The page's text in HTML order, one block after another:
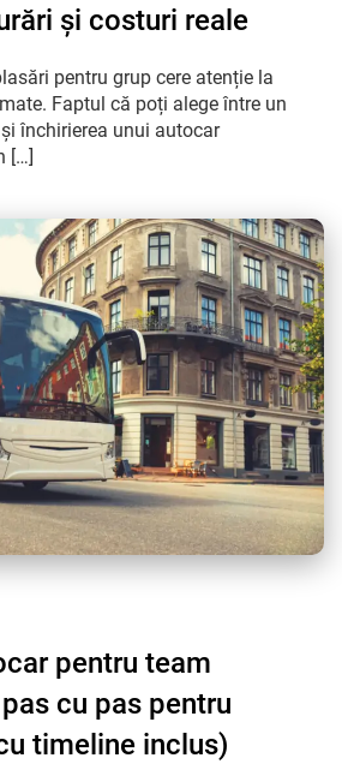
și costuri reale
pentru grup cere atenție la
Faptul că poți alege între un
închirierea unui autocar
[…]
pentru team
cu pas pentru
timeline inclus)